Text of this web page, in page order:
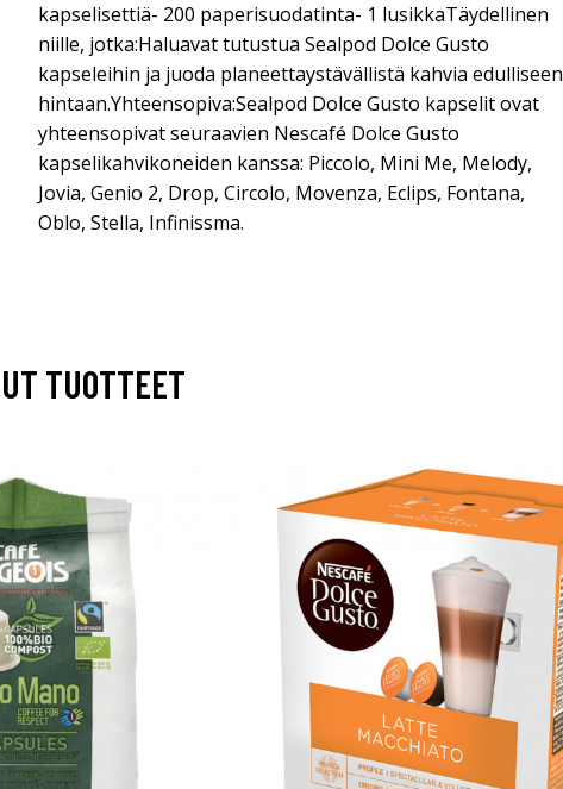
kapselisettiä- 200 paperisuodatinta- 1 lusikkaTäydellinen
niille, jotka:Haluavat tutustua Sealpod Dolce Gusto
kapseleihin ja juoda planeettaystävällistä kahvia edulliseen
hintaan.Yhteensopiva:Sealpod Dolce Gusto kapselit ovat
yhteensopivat seuraavien Nescafé Dolce Gusto
kapselikahvikoneiden kanssa: Piccolo, Mini Me, Melody,
Jovia, Genio 2, Drop, Circolo, Movenza, Eclips, Fontana,
Oblo, Stella, Infinissma.
TUOTTEET